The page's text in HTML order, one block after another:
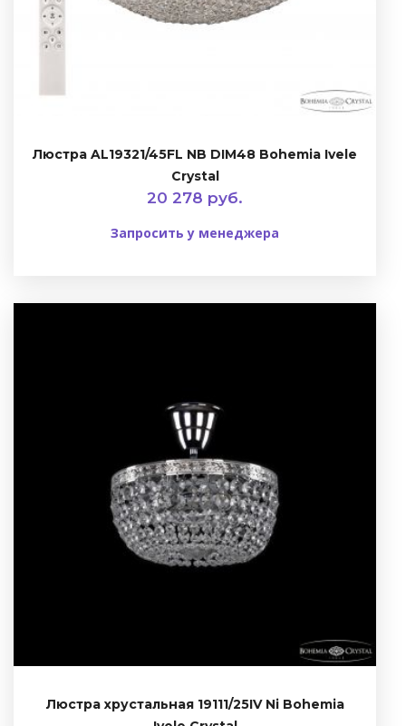
Люстра AL19321/45FL NB DIM48 Bohemia Ivele
Crystal
20 278 руб.
Запросить у менеджера
Люстра хрустальная 19111/25IV Ni Bohemia